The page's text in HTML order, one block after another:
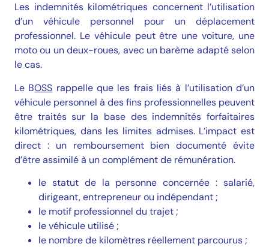
Les indemnités kilométriques concernent l’utilisation
d’un véhicule personnel pour un déplacement
professionnel. Le véhicule peut être une voiture, une
moto ou un deux-roues, avec un barème adapté selon
le cas.
Le BOSS rappelle que les frais liés à l’utilisation d’un
véhicule personnel à des fins professionnelles peuvent
être traités sur la base des indemnités forfaitaires
kilométriques, dans les limites admises. L’impact est
direct : un remboursement bien documenté évite
d’être assimilé à un complément de rémunération.
le statut de la personne concernée : salarié,
dirigeant, entrepreneur ou indépendant ;
le motif professionnel du trajet ;
le véhicule utilisé ;
le nombre de kilomètres réellement parcourus ;